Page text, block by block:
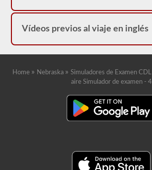
Vídeos previos al viaje en inglés
Home » Nebraska » Simuladores de Examen CDL
aire Simulador de examen - 4